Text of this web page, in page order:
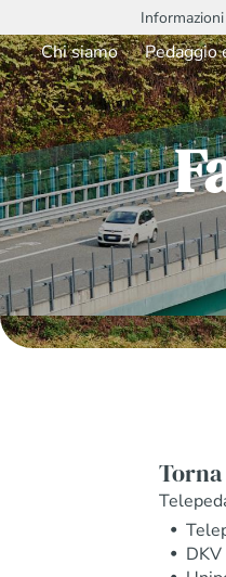
Chi siamo Pedaggio
DKV